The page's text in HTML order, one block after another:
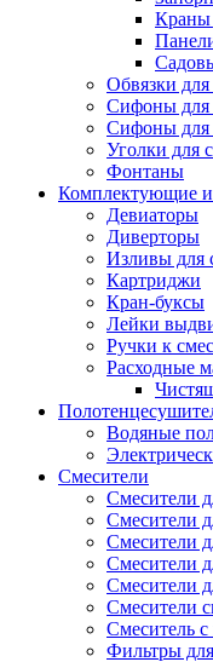
Краны
Обвязки
Сифоны для
Сифоны для
Уголки для
Фонтаны
Комплектующие и
Девиаторы
Диверторы
Изливы для
Картриджи
Кран-буксы
Лейки
Ручки к
Расходные
Водяные
Смесители
Смесители
Смесители
Смесители
Смесители
Смесители
Смесители
Смеситель
Фильтры